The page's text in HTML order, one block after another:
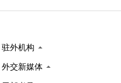
驻外机构
外交新媒体